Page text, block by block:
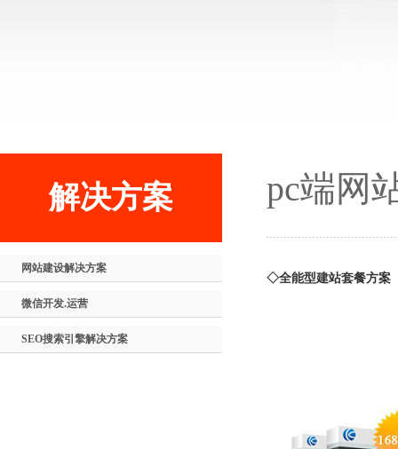
解决方案
网站建设解决方案
微信开发.运营
SEO搜索引擎解决方案
pc端网
◇全能型建站套餐方案